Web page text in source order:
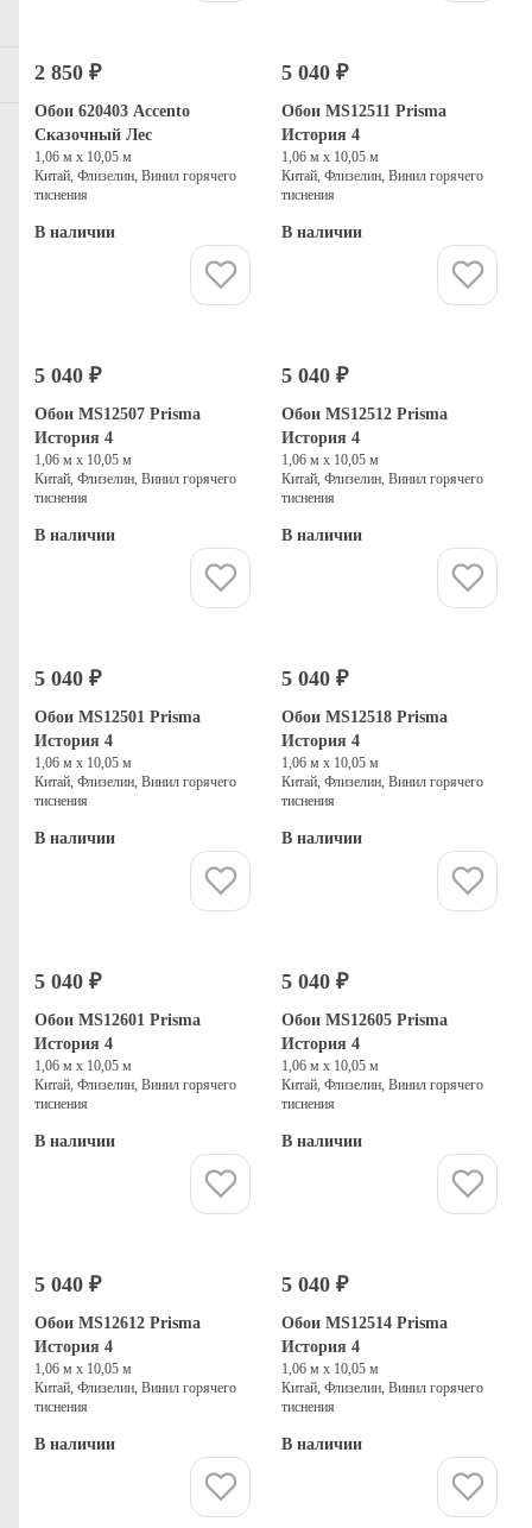
2 850 ₽
Обои 620403 Accento
Сказочный Лес
1,06 м х 10,05 м
Китай, Флизелин, Винил горячего
тиснения
В наличии
5 040 ₽
Обои MS12511 Prisma
История 4
1,06 м х 10,05 м
Китай, Флизелин, Винил горячего
тиснения
В наличии
5 040 ₽
Обои MS12507 Prisma
История 4
1,06 м х 10,05 м
Китай, Флизелин, Винил горячего
тиснения
В наличии
5 040 ₽
Обои MS12512 Prisma
История 4
1,06 м х 10,05 м
Китай, Флизелин, Винил горячего
тиснения
В наличии
5 040 ₽
Обои MS12501 Prisma
История 4
1,06 м х 10,05 м
Китай, Флизелин, Винил горячего
тиснения
В наличии
5 040 ₽
Обои MS12518 Prisma
История 4
1,06 м х 10,05 м
Китай, Флизелин, Винил горячего
тиснения
В наличии
5 040 ₽
Обои MS12601 Prisma
История 4
1,06 м х 10,05 м
Китай, Флизелин, Винил горячего
тиснения
В наличии
5 040 ₽
Обои MS12605 Prisma
История 4
1,06 м х 10,05 м
Китай, Флизелин, Винил горячего
тиснения
В наличии
5 040 ₽
Обои MS12612 Prisma
История 4
1,06 м х 10,05 м
Китай, Флизелин, Винил горячего
тиснения
В наличии
5 040 ₽
Обои MS12514 Prisma
История 4
1,06 м х 10,05 м
Китай, Флизелин, Винил горячего
тиснения
В наличии